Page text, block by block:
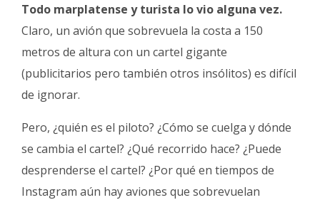
Todo marplatense y turista lo vio alguna vez.
Claro, un avión que sobrevuela la costa a 150
metros de altura con un cartel gigante
(publicitarios pero también otros insólitos) es difícil
de ignorar.
Pero, ¿quién es el piloto? ¿Cómo se cuelga y dónde
se cambia el cartel? ¿Qué recorrido hace? ¿Puede
desprenderse el cartel? ¿Por qué en tiempos de
Instagram aún hay aviones que sobrevuelan